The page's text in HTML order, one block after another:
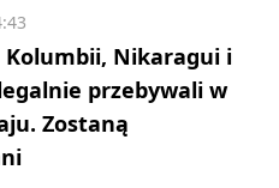
Kolumbii, Nikaragui i
przebywali w
Zostaną